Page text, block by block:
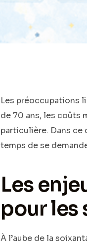
Les préoccupations
de 70 ans, les coûts
particulière. Dans
temps de se
Les
pour les
À l’aube de la